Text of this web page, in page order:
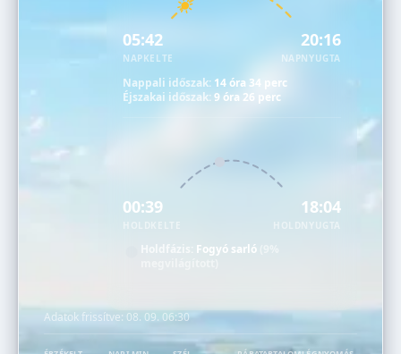
05:42
NAPKELTE
20:16
NAPNYUGTA
Nappali időszak: 14 óra 34 perc
Éjszakai időszak:9 óra 26 perc
00:39 18:04
HOLDNYUGTA
Holdfázis: Fogyó sarló
Adatok frissítve: 08. 09. 06:30